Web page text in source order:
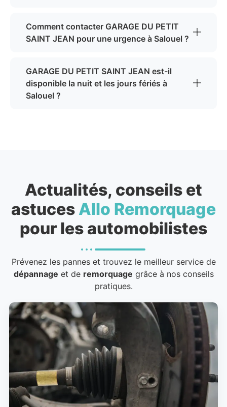
Comment contacter GARAGE DU PETIT
SAINT JEAN pour une urgence à Salouel ?
GARAGE DU PETIT SAINT JEAN est-il
disponible la nuit et les jours fériés à
Salouel ?
Actualités, conseils et
astuces Allo Remorquage
pour les automobilistes
Prévenez les pannes et trouvez le meilleur service de
dépannage et de remorquage grâce à nos conseils
pratiques.